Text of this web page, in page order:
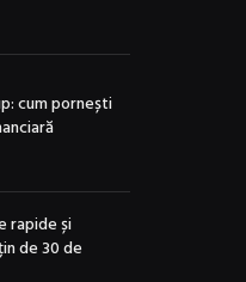
cum pornești
rapide și
de 30 de